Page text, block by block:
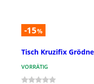
-15%
Tisch Kruzifix
VORRÄTIG